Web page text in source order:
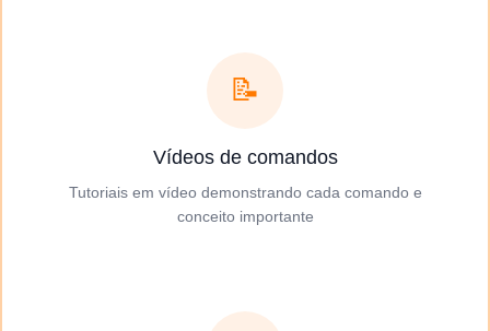
📝
Vídeos de comandos
Tutoriais em vídeo demonstrando cada comando e
conceito importante